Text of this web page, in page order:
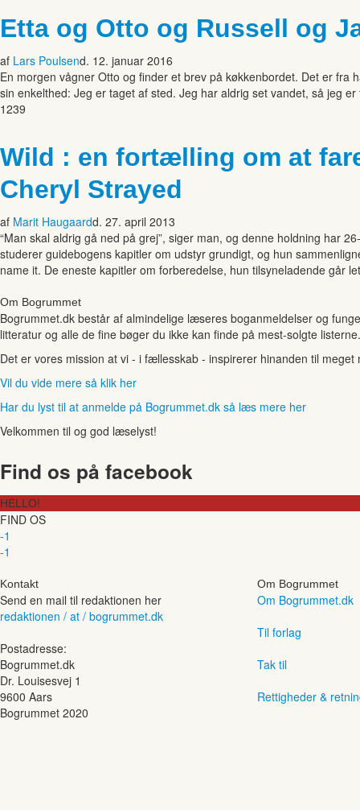
Etta og Otto og Russell og
af Lars Poulsend. 12. januar 2016
En morgen vågner Otto og finder et brev på køkkenbordet. Det er
sin enkelthed: Jeg er taget af sted. Jeg har aldrig set vandet, så jeg
1239
Wild : en fortælling om at
Cheryl Strayed
af Marit Haugaardd. 27. april 2013
“Man skal aldrig gå ned på grej”, siger man, og denne holdning har
studerer guidebogens kapitler om udstyr grundigt, og hun
name it. De eneste kapitler om forberedelse, hun tilsyneladende går
Om Bogrummet
Bogrummet.dk består af almindelige læseres boganmeldelser og
litteratur og alle de fine bøger du ikke kan finde på mest-solgte listerne.
Det er vores mission at vi - i fællesskab - inspirerer hinanden til
Vil du vide mere så klik her
Har du lyst til at anmelde på Bogrummet.dk så læs mere her
Velkommen til og god læselyst!
Find os på facebook
HELLO!
FIND OS
-1
-1
Kontakt
Send en mail til redaktionen her
redaktionen / at / bogrummet.dk
Postadresse:
Bogrummet.dk
Dr. Louisesvej 1
9600 Aars
Om Bogrummet
Om Bogrummet.dk
Til forlag
Tak til
Rettigheder &
Bogrummet 2020